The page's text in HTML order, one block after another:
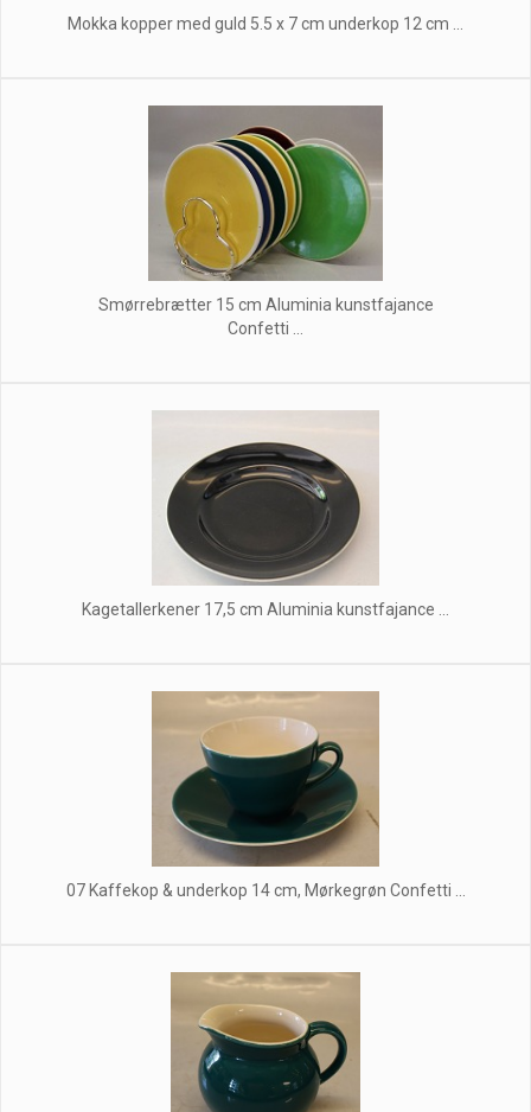
Mokka kopper med guld 5.5 x 7 cm underkop 12 cm ...
Smørrebrætter 15 cm Aluminia kunstfajance
Confetti ...
Kagetallerkener 17,5 cm Aluminia kunstfajance ...
07 Kaffekop & underkop 14 cm, Mørkegrøn Confetti ...